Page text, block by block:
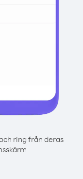
ring från deras